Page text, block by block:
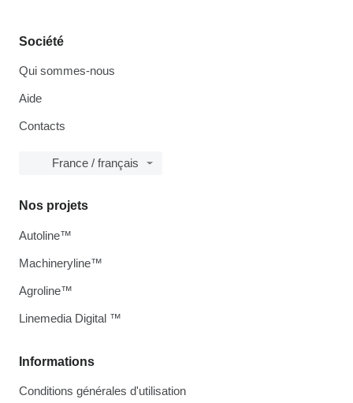
Société
Qui sommes-nous
Aide
Contacts
France / français
Informations
Conditions générales d'utilisation
Nos projets
Autoline™
Machineryline™
Agroline™
Linemedia Digital ™